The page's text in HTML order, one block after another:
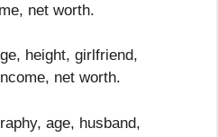
net worth.
height, girlfriend,
net worth.
age, husband,